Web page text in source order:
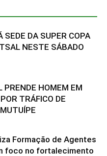
SEDE DA SUPER COPA
NESTE SÁBADO
PRENDE HOMEM EM
TRÁFICO DE
Formação de Agentes
foco no fortalecimento